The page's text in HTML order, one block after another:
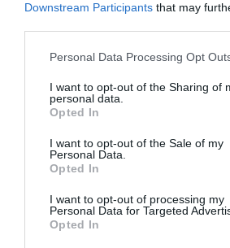
Downstream Participants that may
Personal Data Processing Opt
I want to opt-out of the Sharing of
personal data.
Opted In
I want to opt-out of the Sale of my
Personal Data.
Opted In
I want to opt-out of processing my
Personal Data for Targeted
Opted In
12 προπώληση | 15 ταμείο
Ακολουθήστε το Culturenow.gr
μάθετε πρώτοι όλες τις ειδήσεις
Δείτε όλα τατελευταία νέα
Πολιτισμό στοCulturenow.gr
Νέοι Διαγωνισμοί